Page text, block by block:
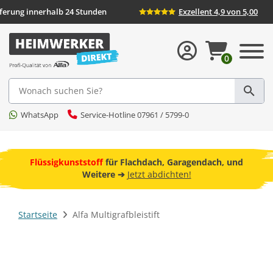
innerhalb 24 Stunden Exzellent 4,9 von 5,00
Suche
WhatsApp Service-Hotline 07961 / 5799-0
0
Flüssigkunststofffür Flachdach, Garagendach, und
Weitere ➔ Jetzt abdichten!
Startseite Alfa Multigrafbleistift